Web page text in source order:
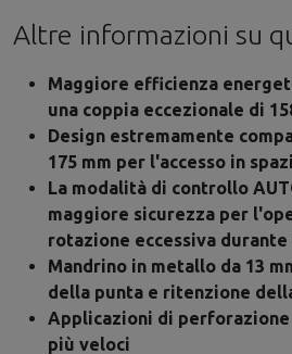
Altre informazioni su
Maggiore efficienza
una coppia eccezionale di
Design estremamente
175 mm per l'accesso in
La modalità di controllo
maggiore sicurezza per
rotazione eccessiva
Mandrino in metallo da 13
della punta e ritenzione
Applicazioni di
più veloci